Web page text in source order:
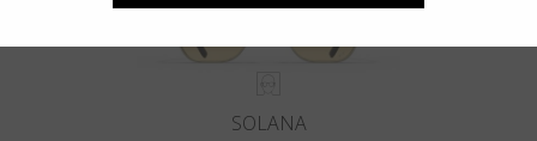
SOLANA